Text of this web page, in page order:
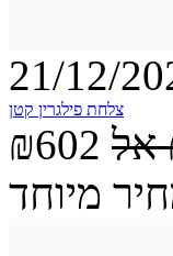
צלחת פילגרין קטן
₪602 אל
מיוחד